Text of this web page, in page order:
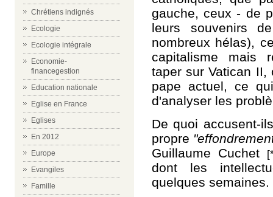
Chrétiens indignés
Ecologie
Ecologie intégrale
Economie-
financegestion
Education nationale
Eglise en France
Eglises
En 2012
Europe
Evangiles
Famille
gauche, ceux - de
leurs souvenirs
nombreux hélas),
capitalisme mais
taper sur Vatican II,
pape actuel, ce
d'analyser les
De quoi accusent-
propre
Guillaume Cuchet
dont les
quelques semaines.